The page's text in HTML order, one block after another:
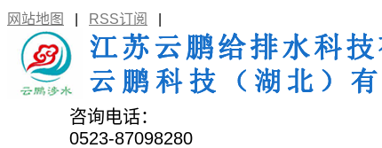
网站地图 RSS订阅
咨询电话：
0523-87098280